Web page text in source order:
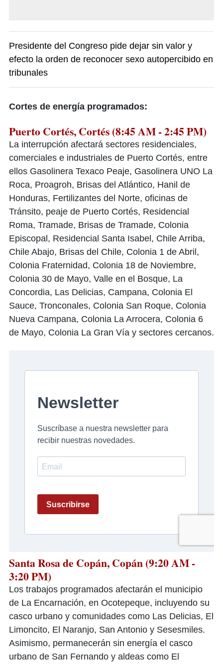
Presidente del Congreso pide dejar sin valor y
efecto la orden de reconocer sexo autopercibido en
tribunales
Cortes de energía programados:
Puerto Cortés, Cortés (8:45 AM - 2:45 PM)
La interrupción afectará sectores residenciales,
comerciales e industriales de Puerto Cortés, entre
ellos Gasolinera Texaco Peaje, Gasolinera UNO La
Roca, Proagroh, Brisas del Atlántico, Hanil de
Honduras, Fertilizantes del Norte, oficinas de
Tránsito, peaje de Puerto Cortés, Residencial
Roma, Tramade, Brisas de Tramade, Colonia
Episcopal, Residencial Santa Isabel, Chile Arriba,
Chile Abajo, Brisas del Chile, Colonia 1 de Abril,
Colonia Fraternidad, Colonia 18 de Noviembre,
Colonia 30 de Mayo, Valle en el Bosque, La
Concordia, Las Delicias, Campana, Colonia El
Sauce, Tronconales, Colonia San Roque, Colonia
Nueva Campana, Colonia La Arrocera, Colonia 6
de Mayo, Colonia La Gran Vía y sectores cercanos.
Santa Rosa de Copán, Copán (9:20 AM -
3:20 PM)
Los trabajos programados afectarán el municipio
de La Encarnación, en Ocotepeque, incluyendo su
casco urbano y comunidades como Las Delicias, El
Limoncito, El Naranjo, San Antonio y Sesesmiles.
Asimismo, permanecerán sin energía el casco
urbano de San Fernando y aldeas como El